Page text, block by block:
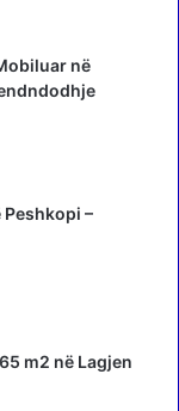
në
–
m2 në Lagjen